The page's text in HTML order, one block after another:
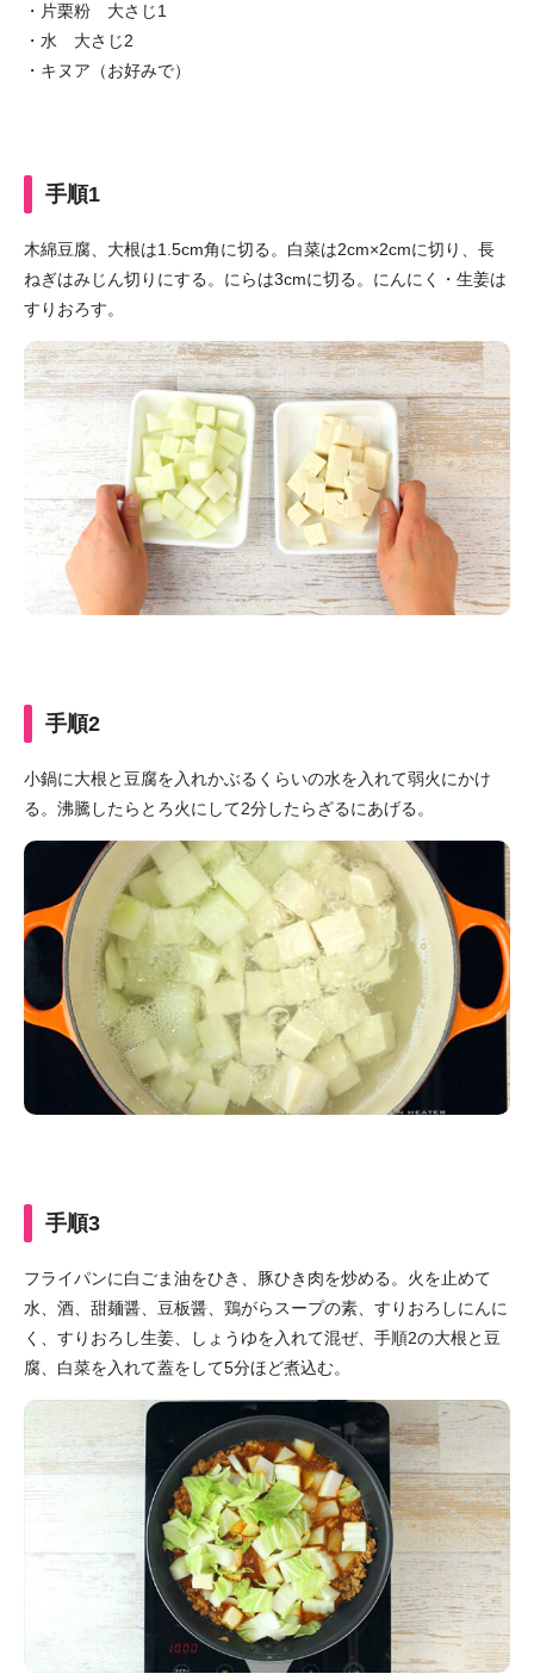
・片栗粉 大さじ1
・水 大さじ2
・キヌア（お好みで）
手順1
木綿豆腐、大根は1.5cm角に切る。白菜は2cm×2cmに切り、長
ねぎはみじん切りにする。にらは3cmに切る。にんにく・生姜は
すりおろす。
手順2
小鍋に大根と豆腐を入れかぶるくらいの水を入れて弱火にかけ
る。沸騰したらとろ火にして2分したらざるにあげる。
手順3
フライパンに白ごま油をひき、豚ひき肉を炒める。火を止めて
水、酒、甜麺醤、豆板醤、鶏がらスープの素、すりおろしにんに
く、すりおろし生姜、しょうゆを入れて混ぜ、手順2の大根と豆
腐、白菜を入れて蓋をして5分ほど煮込む。